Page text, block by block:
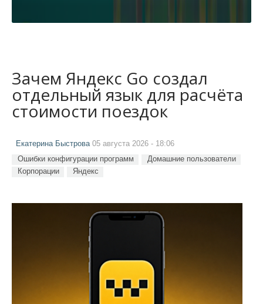
Зачем Яндекс Go создал
отдельный язык для расчёта
стоимости поездок
Екатерина Быстрова05 августа 2026 - 18:06
Ошибки конфигурации программ
Домашние пользователи
Корпорации
Яндекс